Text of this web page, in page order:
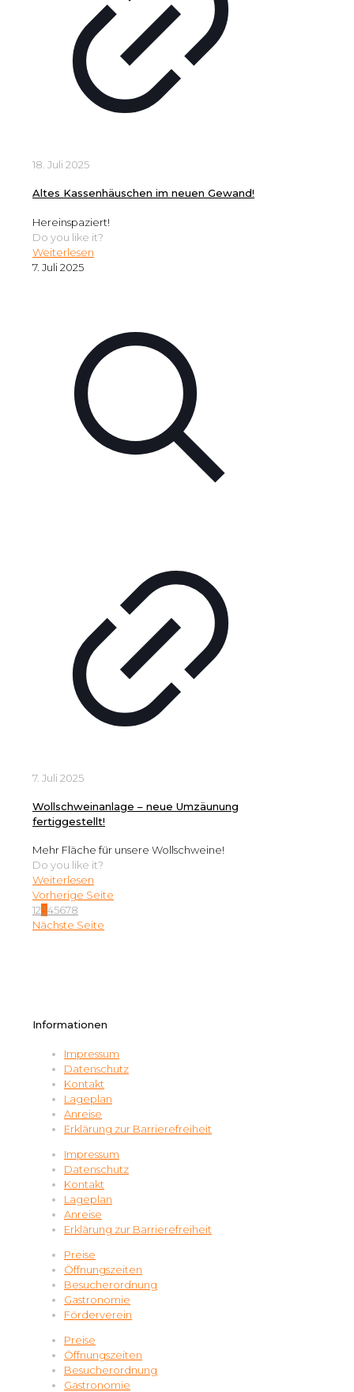
18. Juli 2025
Altes Kassenhäuschen im neuen Gewand!
Hereinspaziert!
Do you like it?
Weiterlesen
7. Juli 2025
7. Juli 2025
Wollschweinanlage – neue Umzäunung
fertiggestellt!
Mehr Fläche für unsere Wollschweine!
Do you like it?
Weiterlesen
Vorherige Seite
12345678
Nächste Seite
Informationen
Impressum
Datenschutz
Kontakt
Lageplan
Anreise
Erklärung zur Barrierefreiheit
Impressum
Datenschutz
Kontakt
Lageplan
Anreise
Erklärung zur Barrierefreiheit
Preise
Öffnungszeiten
Besucherordnung
Gastronomie
Förderverein
Preise
Öffnungszeiten
Besucherordnung
Gastronomie